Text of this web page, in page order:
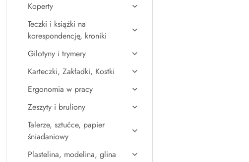
Koperty
Teczki i książki na
korespondencję, kroniki
Gilotyny i trymery
Karteczki, Zakładki, Kostki
Ergonomia w pracy
Zeszyty i bruliony
Talerze, sztućce, papier
śniadaniowy
Plastelina, modelina, glina